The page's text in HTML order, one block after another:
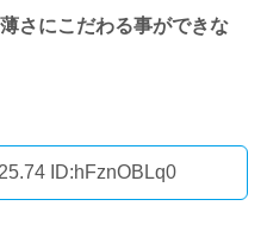
さにこだわる事ができな
ID:hFznOBLq0